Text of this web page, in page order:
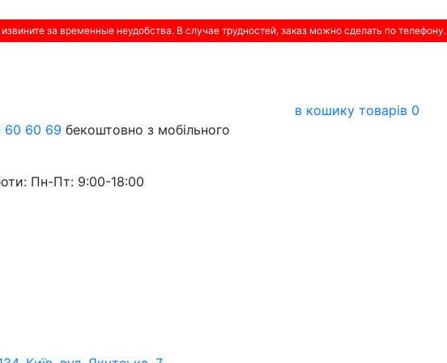
за временные неудобства. В случае трудностей, заказ можно сделать по телефону.
60 60 69 бекоштовно з мобільного
Пн-Пт: 9:00-18:00
в кошику товарів 0